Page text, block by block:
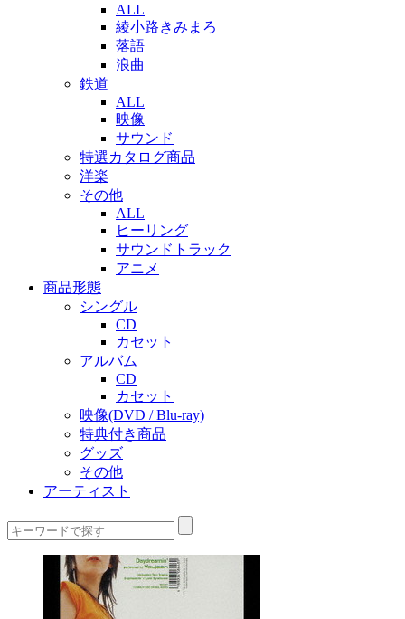
ALL
綾小路きみまろ
落語
浪曲
鉄道
ALL
映像
サウンド
特選カタログ商品
洋楽
その他
ALL
ヒーリング
サウンドトラック
アニメ
商品形態
シングル
CD
カセット
アルバム
CD
カセット
映像(DVD / Blu-ray)
特典付き商品
グッズ
その他
アーティスト